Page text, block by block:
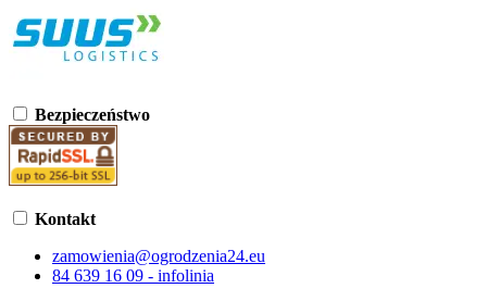
Bezpieczeństwo
Kontakt
zamowienia@ogrodzenia24.eu
84 639 16 09 - infolinia